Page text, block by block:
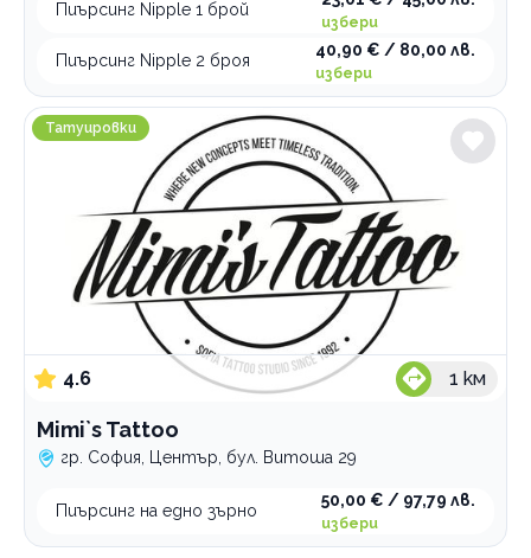
Пиърсинг Nipple 1 брой
избери
Пиърсинг Nipple 2 броя
40,90 € / 80,00 лв.
избери
Mimi`s Tattoo
Татуировки
4.6 1 км
Mimi`s Tattoo
гр. София, Център, бул. Витоша 29
Пиърсинг на едно зърно
50,00 € / 97,79 лв.
избери
запазване на час
Пиърсинг на устна
запазване на час
Пробиване на уши
Категории
По домовете